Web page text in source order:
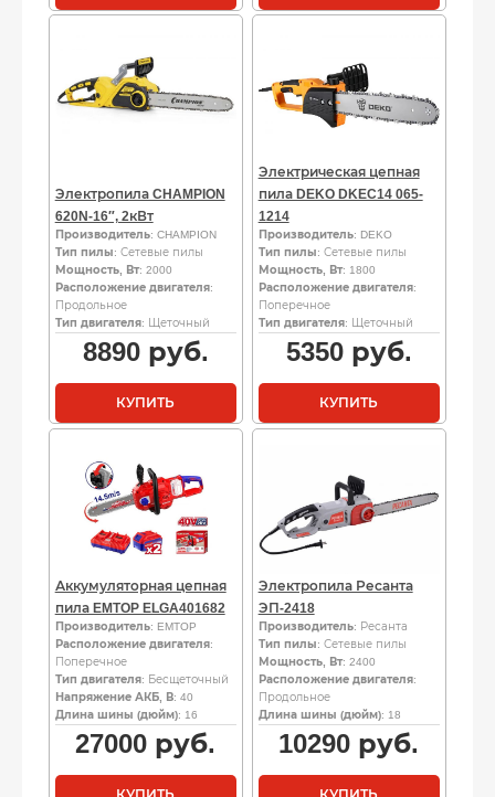
Электропила CHAMPION
620N-16″, 2кВт
Производитель: CHAMPION
Тип пилы: Сетевые пилы
Мощность, Вт: 2000
Расположение двигателя:
Продольное
Тип двигателя: Щеточный
8890руб.
КУПИТЬ
Электрическая цепная
пила DEKO DKEC14 065-
1214
Производитель: DEKO
Тип пилы: Сетевые пилы
Мощность, Вт: 1800
Расположение двигателя:
Поперечное
Тип двигателя: Щеточный
5350руб.
КУПИТЬ
Аккумуляторная цепная
пила EMTOP ELGA401682
Производитель: EMTOP
Расположение двигателя:
Поперечное
Тип двигателя: Бесщеточный
Напряжение АКБ, В: 40
Длина шины (дюйм): 16
27000 руб.
Электропила Ресанта
ЭП-2418
Производитель: Ресанта
Тип пилы: Сетевые пилы
Мощность, Вт: 2400
Расположение двигателя:
Продольное
Длина шины (дюйм): 18
10290 руб.